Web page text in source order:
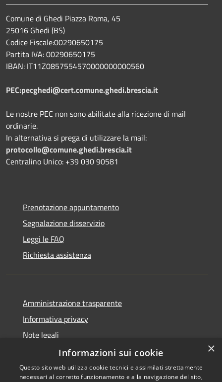
Comune di Ghedi Piazza Roma, 45
25016 Ghedi (BS)
Codice Fiscale:00290650175
Partita IVA: 00290650175
IBAN: IT11Z0857554570000000000560
PEC:pecghedi@cert.comune.ghedi.brescia.it
Le nostre PEC non sono abilitate alla ricezione di mail
ordinarie.
In alternativa si prega di utilizzare la mail:
protocollo@comune.ghedi.brescia.it
Centralino Unico: +39 030 90581
Prenotazione appuntamento
Segnalazione disservizio
Leggi le FAQ
Richiesta assistenza
Amministrazione trasparente
Informativa privacy
Note legali
Dichiarazione di accessibilità
×
Informazioni sui cookie
Questo sito web utilizza cookie tecnici e assimilati strettamente
necessari al corretto funzionamento e alla navigazione del sito,